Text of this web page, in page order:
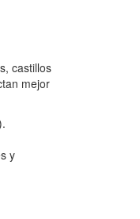
castillos
mejor
y